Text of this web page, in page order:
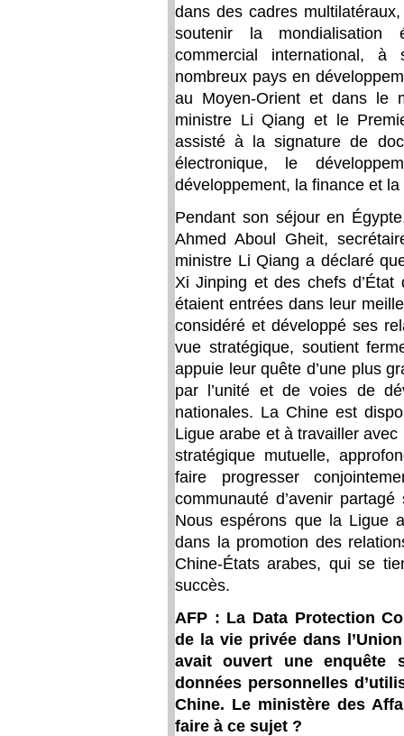
dans des cadres
soutenir la mondialisation
commercial international, à
nombreux pays en
au Moyen-Orient et dans le
ministre Li Qiang et le
assisté à la signature de
électronique, le
développement, la finance et la
Pendant son séjour en
Ahmed Aboul Gheit,
ministre Li Qiang a déclaré
Xi Jinping et des chefs
étaient entrées dans leur
considéré et développé ses
vue stratégique, soutient
appuie leur quête d’une plus
par l’unité et de voies de
nationales. La Chine est
Ligue arabe et à travailler
stratégique mutuelle,
faire progresser
communauté d’avenir
Nous espérons que la Ligue
dans la promotion des
Chine-États arabes, qui se
succès.
AFP : La Data Protection
de la vie privée dans
avait ouvert une enquête
données personnelles
Chine. Le ministère des
faire à ce sujet ?